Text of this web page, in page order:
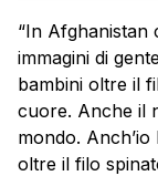
“In Afghanistan
immagini di
bambini oltre il
cuore. Anche il
mondo.
oltre il filo